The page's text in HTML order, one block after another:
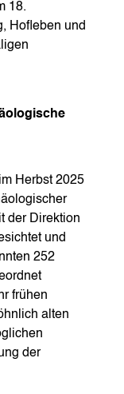
18.
Hofleben und
Herbst 2025
der Direktion
und
252
frühen
alten
der